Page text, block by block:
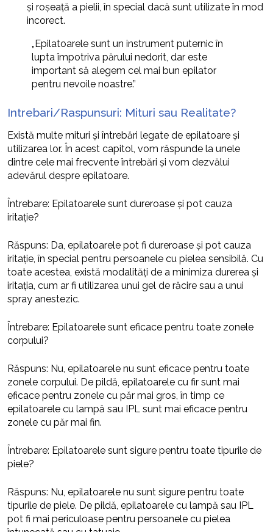
și roșeață a pielii, în special dacă sunt utilizate în mod
incorect.
„Epilatoarele sunt un instrument puternic în
lupta împotriva părului nedorit, dar este
important să alegem cel mai bun epilator
pentru nevoile noastre.”
Intrebari/Raspunsuri: Mituri sau Realitate?
Există multe mituri și întrebări legate de epilatoare și
utilizarea lor. În acest capitol, vom răspunde la unele
dintre cele mai frecvente întrebări și vom dezvălui
adevărul despre epilatoare.
Întrebare: Epilatoarele sunt dureroase și pot cauza
iritație?
Răspuns: Da, epilatoarele pot fi dureroase și pot cauza
iritație, în special pentru persoanele cu pielea sensibilă. Cu
toate acestea, există modalități de a minimiza durerea și
iritația, cum ar fi utilizarea unui gel de răcire sau a unui
spray anestezic.
Întrebare: Epilatoarele sunt eficace pentru toate zonele
corpului?
Răspuns: Nu, epilatoarele nu sunt eficace pentru toate
zonele corpului. De pildă, epilatoarele cu fir sunt mai
eficace pentru zonele cu păr mai gros, în timp ce
epilatoarele cu lampă sau IPL sunt mai eficace pentru
zonele cu păr mai fin.
Întrebare: Epilatoarele sunt sigure pentru toate tipurile de
piele?
Răspuns: Nu, epilatoarele nu sunt sigure pentru toate
tipurile de piele. De pildă, epilatoarele cu lampă sau IPL
pot fi mai periculoase pentru persoanele cu pielea